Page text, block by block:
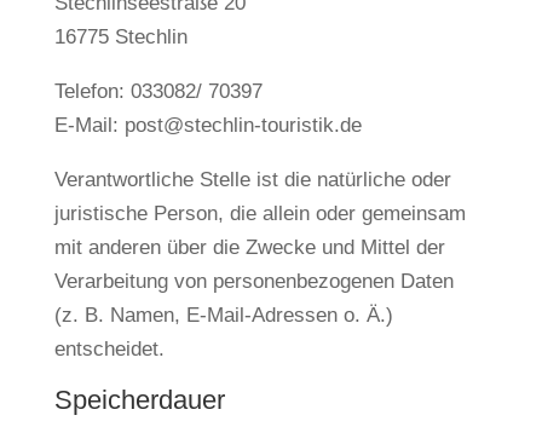
16775 Stechlin
Telefon: 033082/ 70397
E-Mail: post@stechlin-touristik.de
Verantwortliche Stelle ist die natürliche oder
juristische Person, die allein oder gemeinsam
mit anderen über die Zwecke und Mittel der
Verarbeitung von personenbezogenen Daten
(z. B. Namen, E-Mail-Adressen o. Ä.)
entscheidet.
Speicherdauer